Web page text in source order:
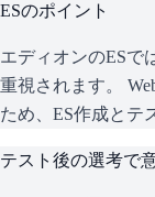
ESのポイント
エディオンのESで
重視されます。
ため、ES作成とテ
テスト後の選考で